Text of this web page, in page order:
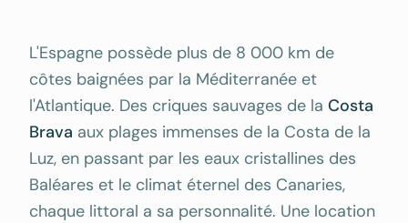
L'Espagne possède plus de 8 000 km de
côtes baignées par la Méditerranée et
l'Atlantique. Des criques sauvages de la Costa
Brava aux plages immenses de la Costa de la
Luz, en passant par les eaux cristallines des
Baléares et le climat éternel des Canaries,
chaque littoral a sa personnalité. Une location